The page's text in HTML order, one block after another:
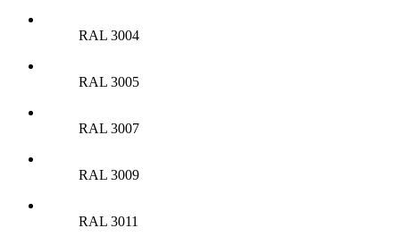
RAL 3004
RAL 3005
RAL 3007
RAL 3009
RAL 3011